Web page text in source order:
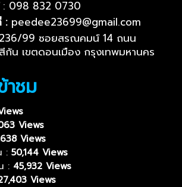
: 098 832 0730
: peedee23699@gmail.com
236/99 ซอยสรณคมน์ 14 ถนน
น เขตดอนเมือง กรุงเทพมหานคร
าชม
Views
Views
: 50,144 Views
: 45,932 Views
Views